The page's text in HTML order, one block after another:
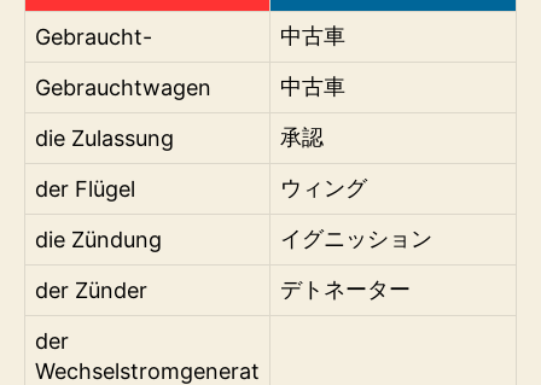
Gebraucht-
中古車
Gebrauchtwagen 中古車
die Zulassung 承認
der Flügel ウィング
die Zündung イグニッション
der Zünder デトネーター
der
Wechselstromgenerat